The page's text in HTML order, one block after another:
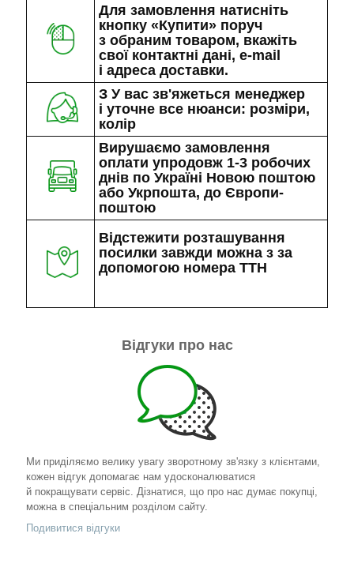
Для замовлення натисніть
кнопку «Купити» поруч
з обраним товаром, вкажіть
свої контактні дані, e-mail
і адреса доставки.
З У вас зв'яжеться менеджер
і уточне все нюанси: розміри,
колір
Вирушаємо замовлення
оплати упродовж 1-3 робочих
днів по Україні Новою поштою
або Укрпошта, до Європи-
поштою
Відстежити розташування
посилки завжди можна з за
допомогою номера ТТН
Відгуки про нас
Ми приділяємо велику увагу зворотному зв'язку з клієнтами,
кожен відгук допомагає нам удосконалюватися
й покращувати сервіс. Дізнатися, що про нас думає покупці,
можна в спеціальним розділом сайту.
Подивитися відгуки